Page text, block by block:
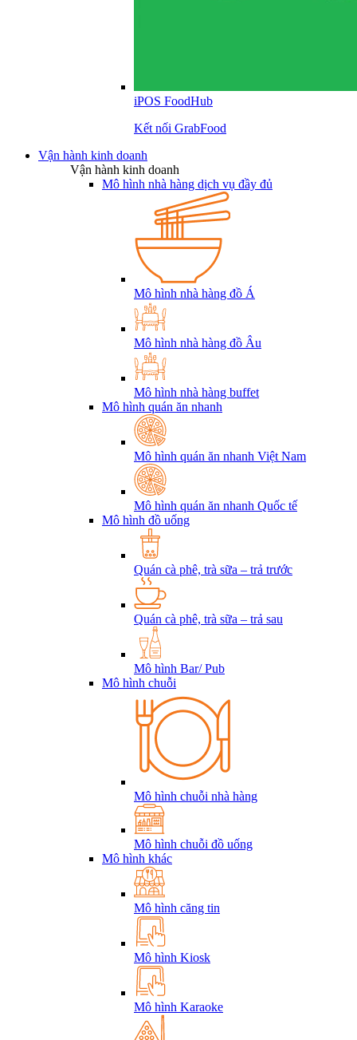
iPOS FoodHub
Kết nối GrabFood
Vận hành kinh doanh
Vận hành kinh doanh
Mô hình nhà hàng dịch vụ đầy đủ
Mô hình nhà hàng đồ Á
Mô hình nhà hàng đồ Âu
Mô hình nhà hàng buffet
Mô hình quán ăn nhanh
Mô hình quán ăn nhanh Việt Nam
Mô hình quán ăn nhanh Quốc tế
Mô hình đồ uống
Quán cà phê, trà sữa – trả trước
Quán cà phê, trà sữa – trả sau
Mô hình Bar/ Pub
Mô hình chuỗi
Mô hình chuỗi nhà hàng
Mô hình chuỗi đồ uống
Mô hình khác
Mô hình căng tin
Mô hình Kiosk
Mô hình Karaoke